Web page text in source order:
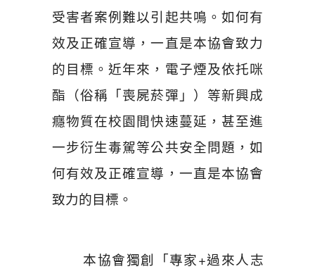
受害者案例難以引起共鳴。如何有
效及正確宣導，一直是本協會致力
的目標。近年來，電子煙及依托咪
酯（俗稱「喪屍菸彈」）等新興成
癮物質在校園間快速蔓延，甚至進
一步衍生毒駕等公共安全問題，如
何有效及正確宣導，一直是本協會
致力的目標。
本協會獨創「專家+過來人志